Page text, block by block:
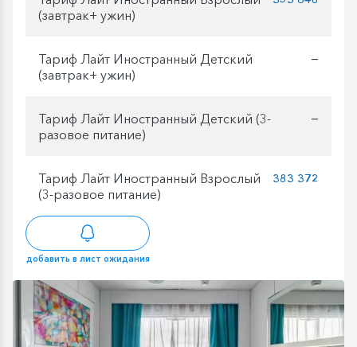
(завтрак+ ужин)
Тариф Лайт Иностранный Детский
(завтрак+ ужин)
—
Тариф Лайт Иностранный Детский (3-
разовое питание)
—
Тариф Лайт Иностранный Взрослый
(3-разовое питание)
383 372
добавить в лист ожидания